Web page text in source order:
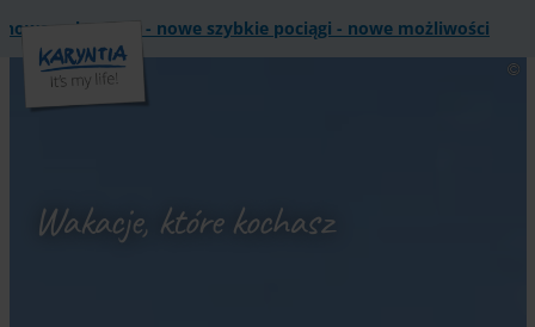
szybkie pociągi - nowe możliwości Koralmbahn - nowe
Wakacje, które kochasz